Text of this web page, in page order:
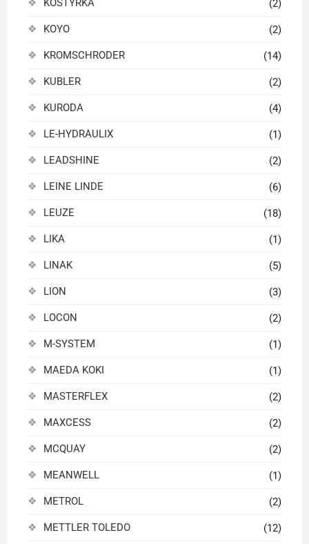
KOSTYRKA (2)
KOYO (2)
KROMSCHRODER (14)
KUBLER (2)
KURODA (4)
LE-HYDRAULIX (1)
LEADSHINE (2)
LEINE LINDE (6)
LEUZE (18)
LIKA (1)
LINAK (5)
LION (3)
LOCON (2)
M-SYSTEM (1)
MAEDA KOKI (1)
MASTERFLEX (2)
MAXCESS (2)
MCQUAY (2)
MEANWELL (1)
METROL (2)
METTLER TOLEDO (12)